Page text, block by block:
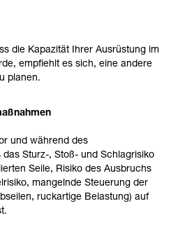
die Kapazität Ihrer Ausrüstung im
empfiehlt es sich, eine andere
planen.
und während des
Sturz-, Stoß- und Schlagrisiko
Seile, Risiko des Ausbruchs
mangelnde Steuerung der
ruckartige Belastung) auf